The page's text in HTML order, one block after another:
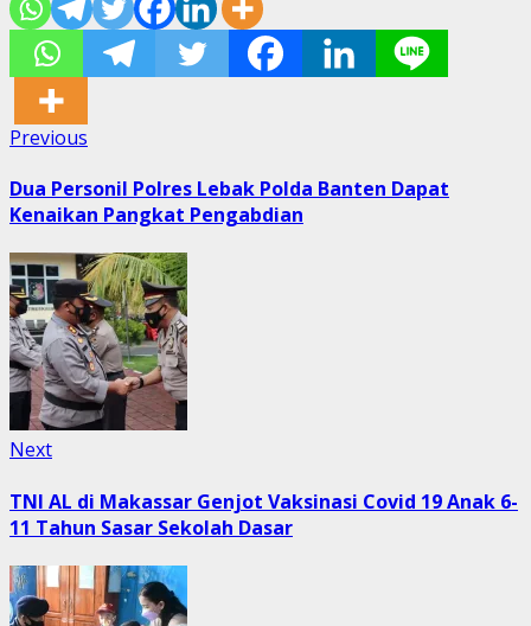
Post
navigation
Previous
Dua Personil Polres Lebak Polda Banten Dapat
Kenaikan Pangkat Pengabdian
NextNext
TNI AL di Makassar Genjot Vaksinasi Covid 19 Anak 6-
11 Tahun Sasar Sekolah Dasar